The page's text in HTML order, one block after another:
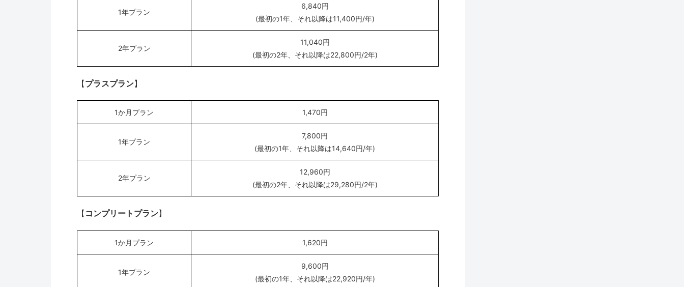
1年プラン
6,840円
(最初の1年、それ以降は11,400円/年)
2年プラン
11,040円
(最初の2年、それ以降は22,800円/2年)
【プラスプラン】
1か月プラン 1,470円
1年プラン
7,800円
(最初の1年、それ以降は14,640円/年)
2年プラン
12,960円
(最初の2年、それ以降は29,280円/2年)
【 コンプリートプラン】
1か月プラン 1,620円
1年プラン
9,600円
(最初の1年、それ以降は22,920円/年)